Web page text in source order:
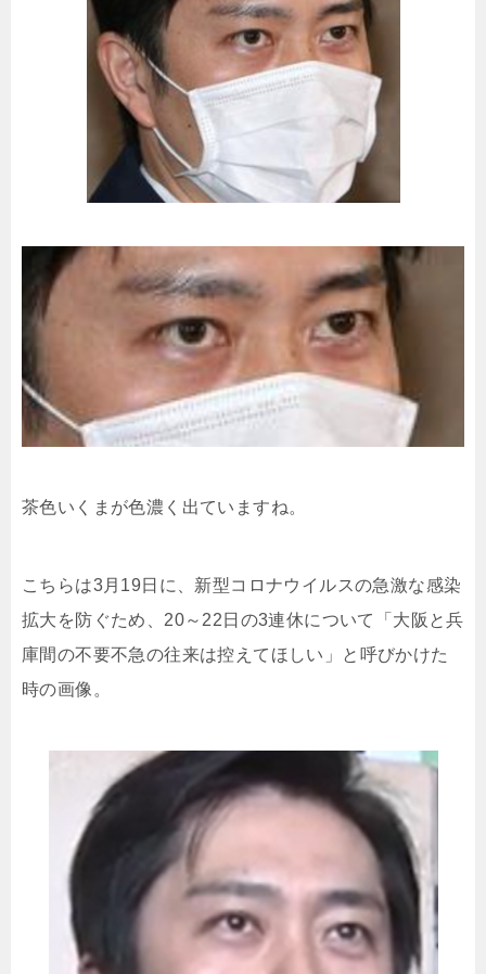
茶色いくまが色濃く出ていますね。
こちらは3月19日に、 新型コロナウイルスの急激な感染
拡大を防ぐため、20～22日の3連休について「大阪と兵
庫間の不要不急の往来は控えてほしい」と呼びかけた
時の画像。